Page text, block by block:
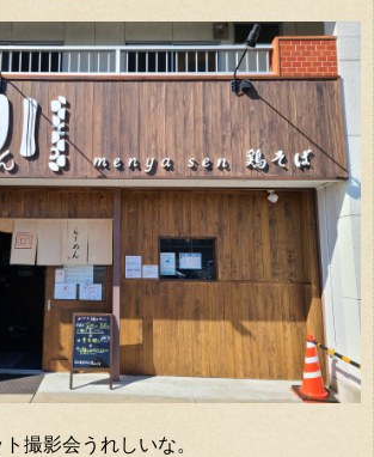
撮影会うれしいな。